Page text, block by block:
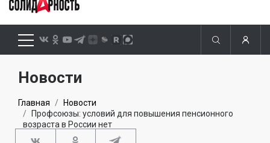
Новости
Главная
Новости
Профсоюзы: условий для повышения пенсионного
возраста в России нет